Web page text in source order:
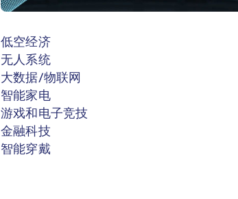
低空经济
无人系统
大数据/物联网
智能家电
游戏和电子竞技
金融科技
智能穿戴